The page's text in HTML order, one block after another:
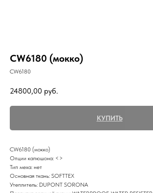
CW6180 (мокко)
CW6180
24800,00 руб.
КУПИТЬ
CW6180 (мокко)
Опции капюшона: <>
Тип меха: нет
Основная ткань: SOFTTEX
Утеплитель: DUPONT SORONA